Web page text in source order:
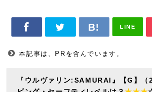
LINE
本記事は、PRを含んでいます。
『ウルヴァリン:SAMURAI』【G】（